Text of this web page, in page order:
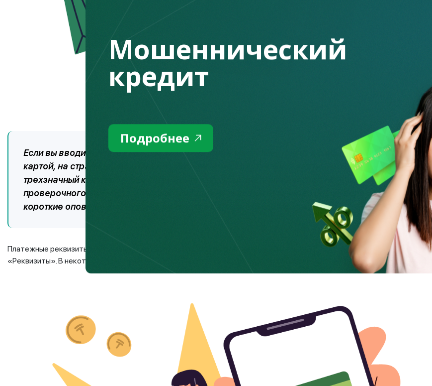
Если вы вводите платежные реквизиты на сайте магазина, то, как и с обычной пластиковой
картой, на странице оплаты нужно указать номер виртуальной карты, срок ее действия и
трехзначный код. На большинстве сайтов покупка подтверждается с помощью
проверочного SMS-кода, который приходит на телефон, или через push-уведомления – это
короткие оповещения, которые приходят в банковском приложении.
Платежные реквизиты виртуальной карты можно посмотреть в личном кабинете банковского приложения, в разделе
«Реквизиты». В некоторых приложениях есть функция автоматического копирования реквизитов.
Мошеннический
кредит
Подробнее